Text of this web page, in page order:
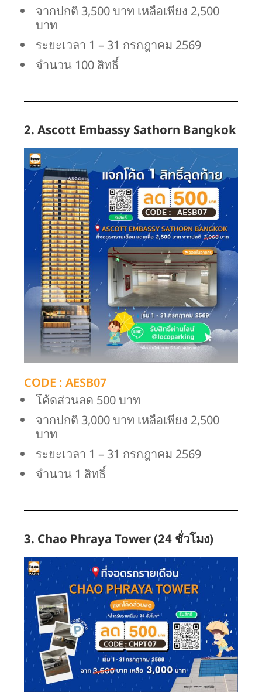
จากปกติ 3,500 บาท เหลือเพียง 2,500
บาท
ระยะเวลา 1 – 31 กรกฎาคม 2569
จำนวน 100 สิทธิ์
2. Ascott Embassy Sathorn Bangkok
CODE : AESB07
โค้ดส่วนลด 500 บาท
จากปกติ 3,000 บาท เหลือเพียง 2,500
บาท
ระยะเวลา 1 – 31 กรกฎาคม 2569
จำนวน 1 สิทธิ์
3. Chao Phraya Tower (24 ชั่วโมง)